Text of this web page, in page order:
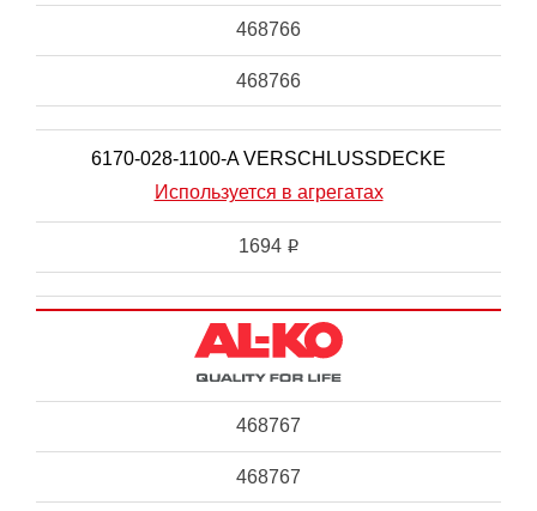
468766
468766
6170-028-1100-A VERSCHLUSSDECKE
Используется в агрегатах
1694 i
468767
468767